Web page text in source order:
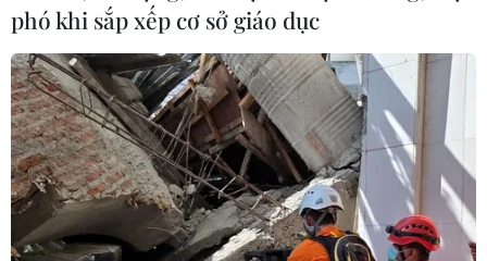
phó khi sắp xếp cơ sở giáo dục